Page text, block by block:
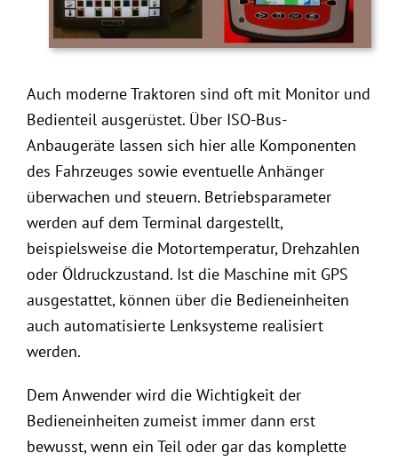
Auch moderne Traktoren sind oft mit Monitor und
Bedienteil ausgerüstet. Über ISO-Bus-
Anbaugeräte lassen sich hier alle Komponenten
des Fahrzeuges sowie eventuelle Anhänger
überwachen und steuern. Betriebsparameter
werden auf dem Terminal dargestellt,
beispielsweise die Motortemperatur, Drehzahlen
oder Öldruckzustand. Ist die Maschine mit GPS
ausgestattet, können über die Bedieneinheiten
auch automatisierte Lenksysteme realisiert
werden.
Dem Anwender wird die Wichtigkeit der
Bedieneinheiten zumeist immer dann erst
bewusst, wenn ein Teil oder gar das komplette